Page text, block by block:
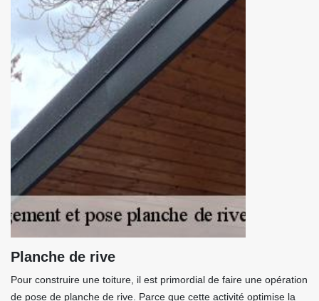
Planche de rive
Pour construire une toiture, il est primordial de faire une opération
de pose de planche de rive. Parce que cette activité optimise la